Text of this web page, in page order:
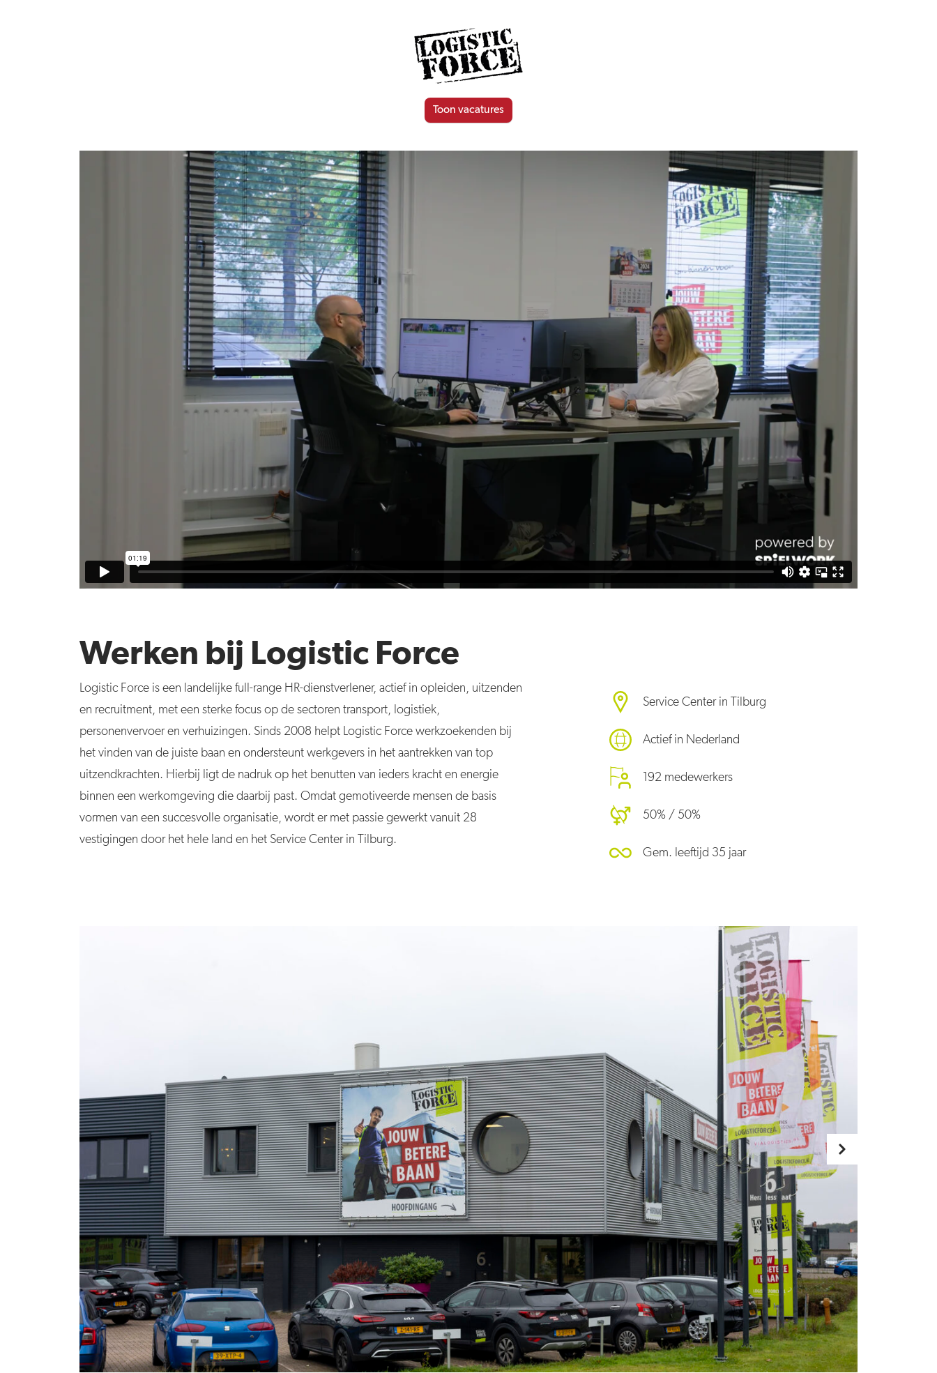
Toon vacatures
Werken bij Logistic Force
Logistic Force is een landelijke full-range HR-dienstverlener, actief in opleiden, uitzenden
en recruitment, met een sterke focus op de sectoren transport, logistiek,
personenvervoer en verhuizingen. Sinds 2008 helpt Logistic Force werkzoekenden bij
het vinden van de juiste baan en ondersteunt werkgevers in het aantrekken van top
uitzendkrachten. Hierbij ligt de nadruk op het benutten van ieders kracht en energie
binnen een werkomgeving die daarbij past. Omdat gemotiveerde mensen de basis
vormen van een succesvolle organisatie, wordt er met passie gewerkt vanuit 28
vestigingen door het hele land en het Service Center in Tilburg.
Service Center in Tilburg
Actief in Nederland
192 medewerkers
50% / 50%
Gem. leeftijd 35 jaar